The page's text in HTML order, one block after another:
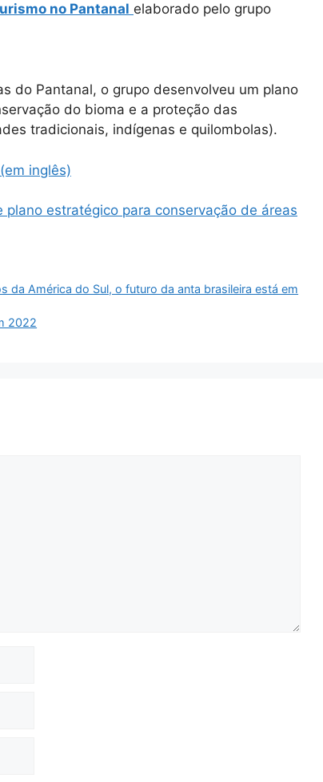
no Pantanal elaborado pelo grupo
do Pantanal, o grupo desenvolveu um plano
do bioma e a proteção das
tradicionais, indígenas e quilombolas).
inglês)
estratégico para conservação de áreas
da América do Sul, o futuro da anta brasileira está em
2022